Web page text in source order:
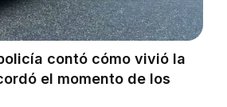
contó cómo vivió la
el momento de los